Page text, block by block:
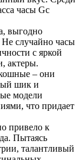
часы Gc
выгодно
случайно часы
с яркой
актеры.
– они
шик и
модели
что придает
привело к
Пытаясь
талантливый